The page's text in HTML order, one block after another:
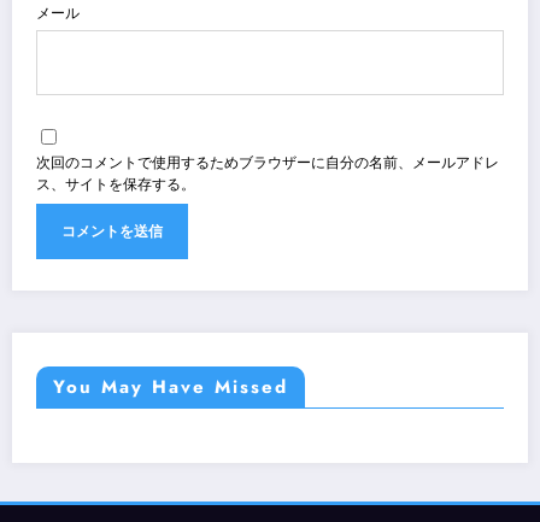
メール
次回のコメントで使用するためブラウザーに自分の名前、メールアドレ
ス、サイトを保存する。
You May Have Missed